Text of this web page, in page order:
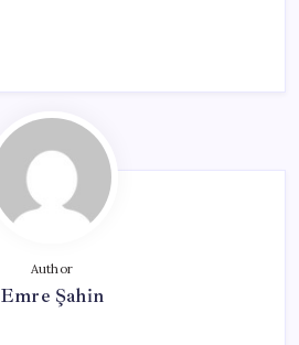
Author
Emre Şahin